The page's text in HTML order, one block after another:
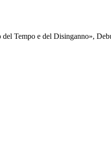
Tempo e del Disinganno»,